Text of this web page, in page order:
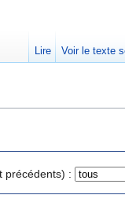
précédents) :
Lire Voir le texte